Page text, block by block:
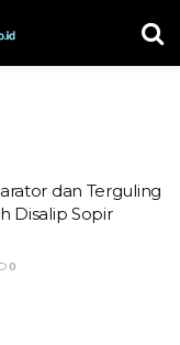
dan Terguling
Disalip Sopir
0